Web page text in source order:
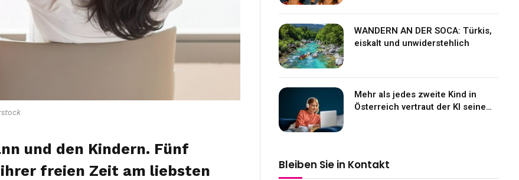
und den Kindern. Fünf
freien Zeit am liebsten
WANDERN AN DER SOCA: Türkis,
eiskalt und unwiderstehlich
Mehr als jedes zweite Kind in
Österreich vertraut der KI seine
Bleiben Sie in Kontakt